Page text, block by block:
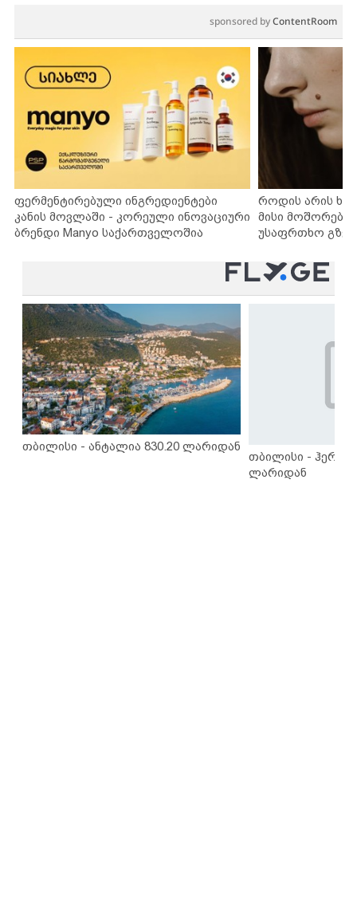
sponsored byContentRoom
ფერმენტირებული ინგრედიენტები
კანის მოვლაში - კორეული ინოვაციური
ბრენდი Manyo საქართველოშია
როდის არის
მისი
უსაფრთხო
თბილისი - ანტალია 830.20 ლარიდან
თბილისი -
ლარიდან